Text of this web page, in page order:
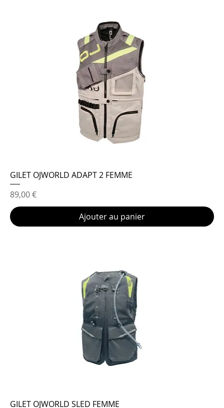
GILET OJWORLD ADAPT 2 FEMME
Prix
89,00 €
Ajouter au panier
GILET OJWORLD SLED FEMME